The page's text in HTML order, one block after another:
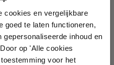
cookies en vergelijkbare
goed te laten functioneren,
inhoud en
op 'Alle cookies
voor het
21 volledig ingerichte
compact tot luxe. Onze
je persoonlijk, en je vindt
Gratis parkeren